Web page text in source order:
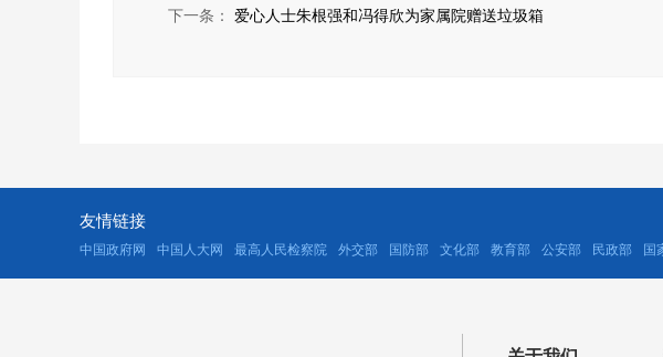
下一条： 爱心人士朱根强和冯得欣为家属院赠送垃圾箱
友情链接
中国政府网 中国人大网 最高人民检察院 外交部 国防部 文化部 教育部 公安部 民政部 国